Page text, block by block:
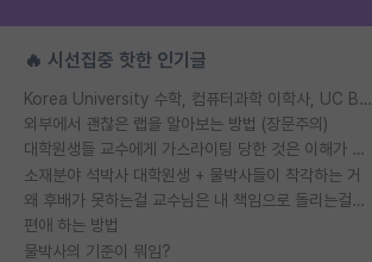
🔥 시선집중 핫한 인기글
Korea University 수학, 컴퓨터과학 이학사, UC Berkeley 산업공학 대학원 공학박사가 되는 것은 쉽지 않겠죠?
외부에서 괜찮은 랩을 알아보는 방법 (장문주의)
대학원생들 교수에게 가스라이팅 당한 것은 이해가 갑니다. 안타깝네요.
소재분야 석박사 대학원생 + 물박사들이 착각하는 거
왜 후배가 못하는걸 교수님은 내 책임으로 돌리는걸까요?
편애 하는 방법
물박사의 기준이 뭐임?